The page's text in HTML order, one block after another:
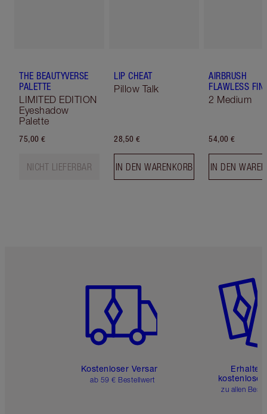
THE BEAUTYVERSE
PALETTE
LIMITED EDITION
Eyeshadow
Palette
75,00 €
NICHT LIEFERBAR
LIP CHEAT
Pillow Talk
28,50 €
IN DEN WARENKORB
AIRBRUSH
FLAWLESS
2 Medium
54,00 €
IN DEN
Kostenloser Versand
ab 59 € Bestellwert
Erhalte
kostenlose
zu allen